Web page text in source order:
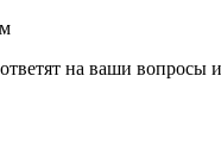
на ваши вопросы и